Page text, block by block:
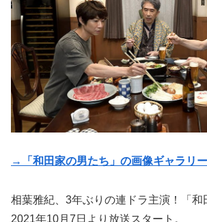
→「和田家の男たち」の画像ギャラリ
相葉雅紀、3年ぶりの連ドラ主演！「和
2021年10月7日より放送スタート。